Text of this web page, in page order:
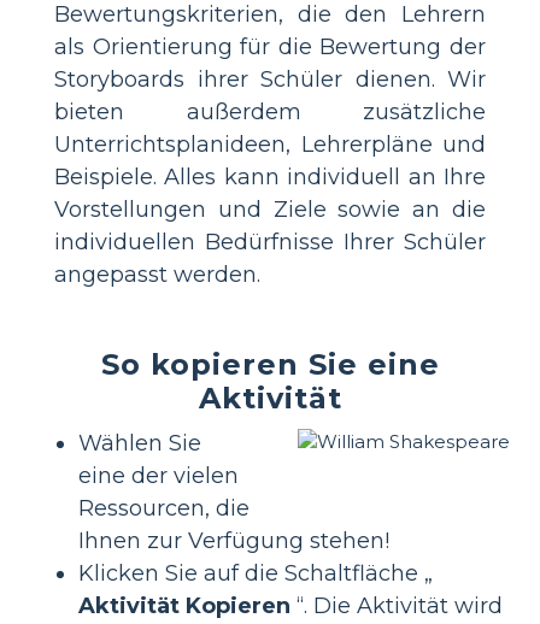
Bewertungskriterien, die den Lehrern
als Orientierung für die Bewertung der
Storyboards ihrer Schüler dienen. Wir
bieten außerdem zusätzliche
Unterrichtsplanideen, Lehrerpläne und
Beispiele. Alles kann individuell an Ihre
Vorstellungen und Ziele sowie an die
individuellen Bedürfnisse Ihrer Schüler
angepasst werden.
So kopieren Sie eine
Aktivität
Wählen Sie
eine der vielen
Ressourcen, die
Ihnen zur Verfügung stehen!
Klicken Sie auf die Schaltfläche „
Aktivität Kopieren “. Die Aktivität wird